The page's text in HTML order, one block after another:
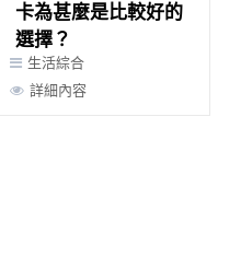
卡為甚麼是比較好的
選擇？
生活綜合
詳細內容